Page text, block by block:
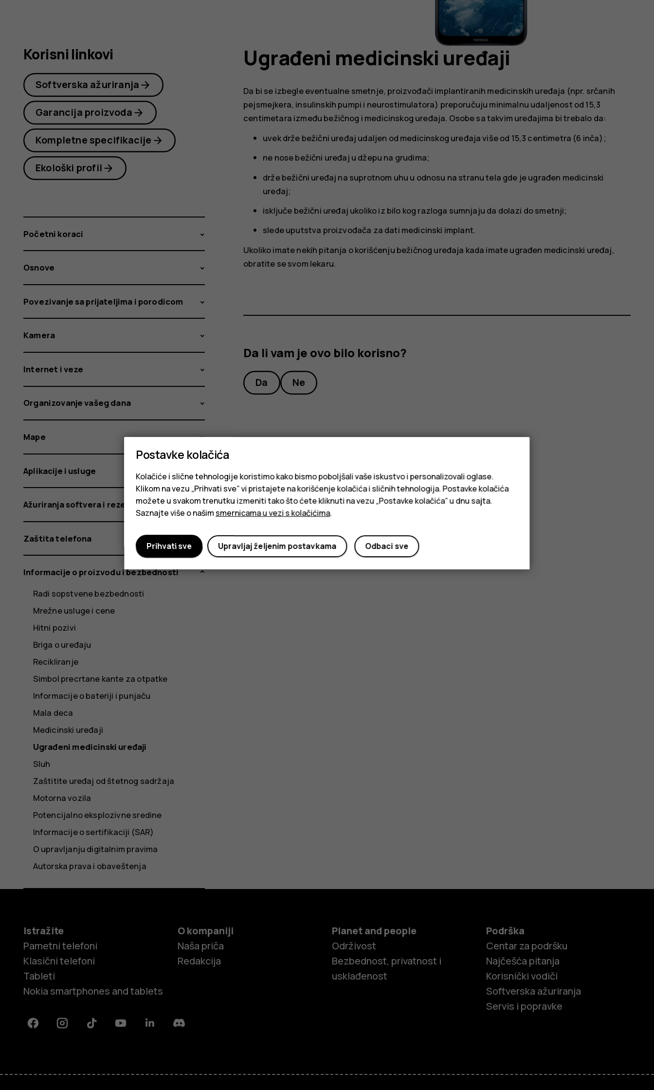
Ugrađeni medicinski uređaji
Da bi se izbegle eventualne smetnje, proizvođači implantiranih medicinskih uređaja (npr. srčanih
pejsmejkera, insulinskih pumpi i neurostimulatora) preporučuju minimalnu udaljenost od 15,3
centimetara između bežičnog i medicinskog uređaja. Osobe sa takvim uređajima bi trebalo da:
uvek drže bežični uređaj udaljen od medicinskog uređaja više od 15,3 centimetra (6 inča);
ne nose bežični uređaj u džepu na grudima;
drže bežični uređaj na suprotnom uhu u odnosu na stranu tela gde je ugrađen medicinski
uređaj;
isključe bežični uređaj ukoliko iz bilo kog razloga sumnjaju da dolazi do smetnji;
slede uputstva proizvođača za dati medicinski implant.
Ukoliko imate nekih pitanja o korišćenju bežičnog uređaja kada imate ugrađen medicinski uređaj,
obratite se svom lekaru.
Da li vam je ovo bilo korisno?
Da Ne
Korisni linkovi
Softverska ažuriranja
Garancija proizvoda
Kompletne specifikacije
Ekološki profil
Početni koraci
Osnove
Povezivanje sa prijateljima i porodicom
Kamera
Internet i veze
Organizovanje vašeg dana
Mape
Aplikacije i usluge
Ažuriranja softvera i rezervne kopije
Zaštita telefona
Informacije o proizvodu i bezbednosti
Radi sopstvene bezbednosti
Mrežne usluge i cene
Hitni pozivi
Briga o uređaju
Recikliranje
Simbol precrtane kante za otpatke
Informacije o bateriji i punjaču
Mala deca
Medicinski uređaji
Ugrađeni medicinski uređaji
Sluh
Zaštitite uređaj od štetnog sadržaja
Motorna vozila
Potencijalno eksplozivne sredine
Informacije o sertifikaciji (SAR)
O upravljanju digitalnim pravima
Autorska prava i obaveštenja
Istražite
Pametni telefoni
Klasični telefoni
Tableti
Nokia smartphones and tablets
O kompaniji
Naša priča
Redakcija
Planet and people
Održivost
Bezbednost, privatnost i
usklađenost
Podrška
Centar za podršku
Najčešća pitanja
Korisnički vodiči
Softverska ažuriranja
Servis i popravke
FacebookInstagramTiktok YoutubeLinkedinDiscord
Postavke kolačića
Kolačiće i slične tehnologije koristimo kako bismo poboljšali vaše iskustvo i personalizovali oglase.
Klikom na vezu „Prihvati sve” vi pristajete na korišćenje kolačića i sličnih tehnologija. Postavke kolačića
možete u svakom trenutku izmeniti tako što ćete kliknuti na vezu „Postavke kolačića” u dnu sajta.
Saznajte više o našimsmernicama u vezi s kolačićima.
Odbaci sve
Upravljaj željenim postavkama
Prihvati sve